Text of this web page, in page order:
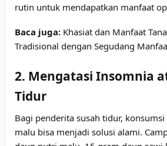
rutin untuk mendapatkan manfaat
Baca juga: Khasiat dan Manfaat
Tradisional dengan Segudang
2. Mengatasi Insomnia
Tidur
Bagi penderita susah tidur,
malu bisa menjadi solusi alami.